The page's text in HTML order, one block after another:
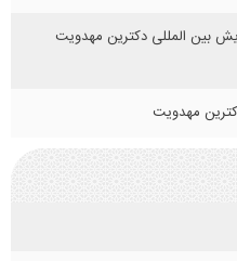
بین المللی دکترین مهدویت
مهدویت